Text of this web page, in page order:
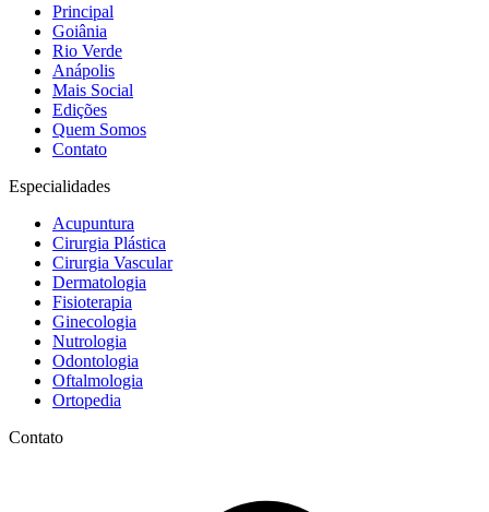
Principal
Goiânia
Rio Verde
Anápolis
Mais Social
Edições
Quem Somos
Contato
Especialidades
Acupuntura
Cirurgia Plástica
Cirurgia Vascular
Dermatologia
Fisioterapia
Ginecologia
Nutrologia
Odontologia
Oftalmologia
Ortopedia
Contato